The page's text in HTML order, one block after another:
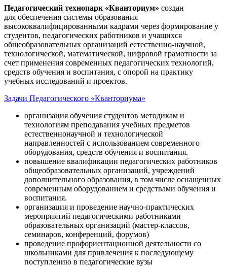
Педагогический технопарк «Кванториум» создан
для обеспечения системы образования
высококвалифицированными кадрами через формирование у
студентов, педагогических работников и учащихся
общеобразовательных организаций естественно-научной,
технологической, математической, цифровой грамотности за
счет применения современных педагогических технологий,
средств обучения и воспитания, с опорой на практику
учебных исследований и проектов.
Задачи Педагогического «Кванториума»
организация обучения студентов методикам и
технологиям преподавания учебных предметов
естественнонаучной и технологической
направленностей с использованием современного
оборудования, средств обучения и воспитания.
повышение квалификации педагогических работников
общеобразовательных организаций, учреждений
дополнительного образования, в том числе оснащенных
современным оборудованием и средствами обучения и
воспитания.
организация и проведение научно-практических
мероприятий педагогическими работниками
образовательных организаций (мастер-классов,
семинаров, конференций, форумов)
проведение профориентационной деятельности со
школьниками для привлечения к последующему
поступлению в педагогические вузы